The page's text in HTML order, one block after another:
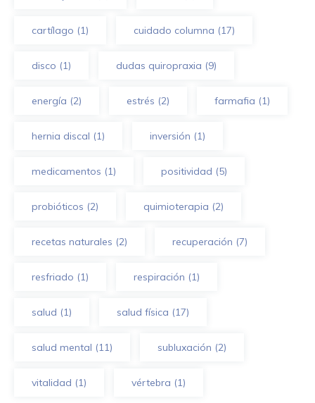
cartílago (1) cuidado columna (17)
disco (1) dudas quiropraxia (9)
energía (2) estrés (2) farmafia (1)
hernia discal (1) inversión (1)
medicamentos (1) positividad (5)
probióticos (2) quimioterapia (2)
recetas naturales (2) recuperación (7)
resfriado (1) respiración (1)
salud (1) salud física (17)
salud mental (11) subluxación (2)
vitalidad (1) vértebra (1)